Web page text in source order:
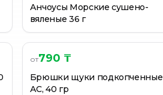
Анчоусы Морские сушено-
вяленые 36 г
от790 ₸
Брюшки щуки подкопченные
АС, 40 гр